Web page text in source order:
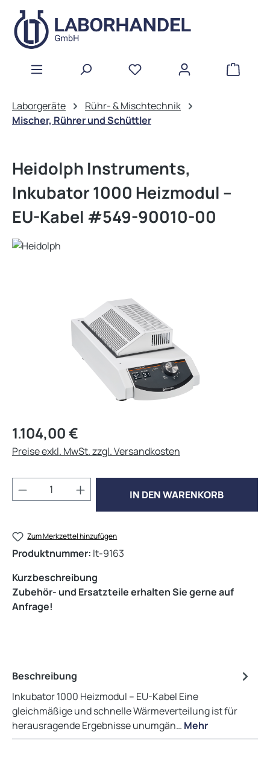
Zum Hauptinhalt springen
Laborgeräte
Rühr- & Mischtechnik
Mischer, Rührer und Schüttler
Heidolph Instruments,
Inkubator 1000 Heizmodul --
EU-Kabel #549-90010-00
Regulärer Preis:
1.104,00 €
Preise exkl. MwSt. zzgl. Versandkosten
Produkt Anzahl: Gib den gewünschten
IN DEN WARENKORB
Zum Merkzettel hinzufügen
Produktnummer: lt-9163
Kurzbeschreibung
Zubehör- und Ersatzteile erhalten Sie gerne auf
Anfrage!
Beschreibung
Inkubator 1000 Heizmodul -- EU-Kabel Eine
gleichmäßige und schnelle Wärmeverteilung ist für
herausragende Ergebnisse unumgän… Mehr